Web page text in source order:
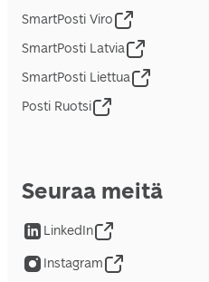
SmartPosti Viro
SmartPosti Latvia
SmartPosti Liettua
Posti Ruotsi
Seuraa meitä
LinkedIn
Instagram